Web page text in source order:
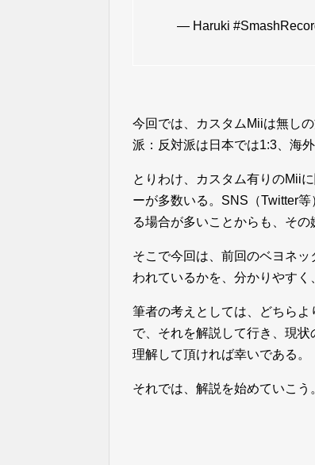
— Haruki
今回では、カスタムMiiは無し
派：反対派は日本では1:3、海
とりわけ、カスタム有りのMii
ーが多数いる。SNS（Twitter
る場合が多いことからも、そ
そこで今回は、前回のベヨネ
われているかを、分かりやすく
筆者の考えとしては、どちら
で、それを解説して行き、現
理解して頂ければ幸いである。
それでは、解説を始めていこう